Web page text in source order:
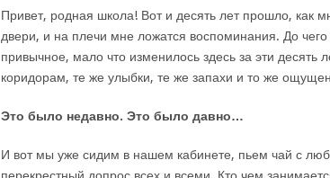
Привет, родная школа! Вот и десять лет прошло, как
двери, и на плечи мне ложатся воспоминания. До
привычное, мало что изменилось здесь за эти десять
коридорам, те же улыбки, те же запахи и то же
Это было недавно. Это было давно…
И вот мы уже сидим в нашем кабинете, пьем чай с